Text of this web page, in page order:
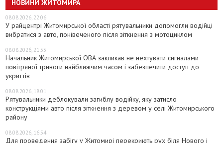
НОВИНИ ЖИТОМИРА
08.08.2026, 22:06
У райцентрі Житомирської області рятувальники допомогли водійці
вибратися з авто, понівеченого після зіткнення з мотоциклом
08.08.2026, 21:53
Начальник Житомирської ОВА закликав не нехтувати сигналами
повітряної тривоги найближчим часом і забезпечити доступ до
укриттів
08.08.2026, 18:01
Рятувальники деблокували загиблу водійку, яку затисло
конструкціями авто після зіткнення з деревом у селі Житомирського
району
08.08.2026, 16:54
Для проведення забігу у Житомирі перекриють рух біля Нового і